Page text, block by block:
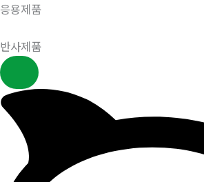
응용제품
반사제품